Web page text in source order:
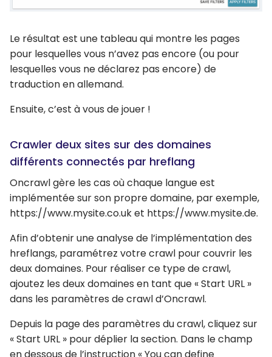
Le résultat est une tableau qui montre les pages
pour lesquelles vous n’avez pas encore (ou pour
lesquelles vous ne déclarez pas encore) de
traduction en allemand.
Ensuite, c’est à vous de jouer !
Crawler deux sites sur des domaines
différents connectés par hreflang
Oncrawl gère les cas où chaque langue est
implémentée sur son propre domaine, par exemple,
https://www.mysite.co.uk et https://www.mysite.de.
Afin d’obtenir une analyse de l’implémentation des
hreflangs, paramétrez votre crawl pour couvrir les
deux domaines. Pour réaliser ce type de crawl,
ajoutez les deux domaines en tant que « Start URL »
dans les paramètres de crawl d’Oncrawl.
Depuis la page des paramètres du crawl, cliquez sur
« Start URL » pour déplier la section. Dans le champ